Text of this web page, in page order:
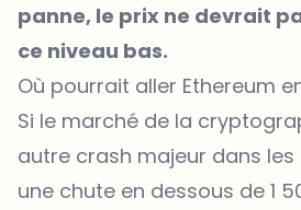
panne, le prix ne devrait
ce niveau bas.
Où pourrait aller Ethereum
Si le marché de la
autre crash majeur dans les
une chute en dessous de 1